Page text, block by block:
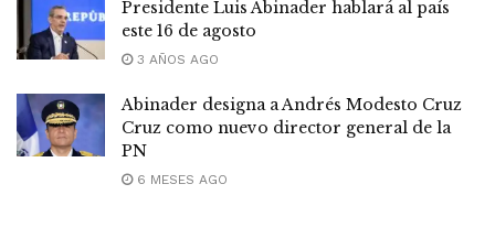
Presidente Luis Abinader hablará al país
este 16 de agosto
3 AÑOS AGO
Abinader designa a Andrés Modesto Cruz
Cruz como nuevo director general de la
PN
6 MESES AGO